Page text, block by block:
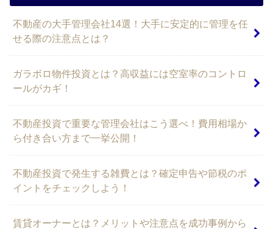
不動産の大手管理会社14選！大手に安定的に管理を任
せる際の注意点とは？
ガラボロ物件投資とは？高収益には空室率のコントロ
ールがカギ！
不動産投資で重要な管理会社はこう選べ！費用相場か
ら付き合い方まで一挙公開！
不動産投資で発生する雑費とは？確定申告や節税のポ
イントをチェックしよう！
賃貸オーナーとは？メリットや注意点を成功事例から